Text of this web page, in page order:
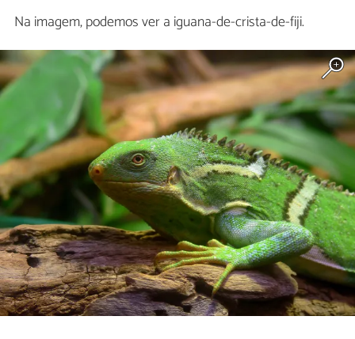
Na imagem, podemos ver a iguana-de-crista-de-fiji.